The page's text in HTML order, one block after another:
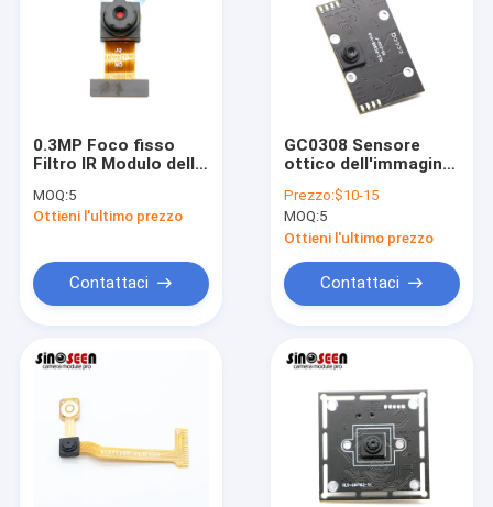
0.3MP Foco fisso
Filtro IR Modulo della
Sensore CMOS
Omnivision OV7740
MOQ:5
Ottieni l'ultimo prezzo
Contattaci
GC0308 Sensore
ottico dell'immagine
fotocamera 300000
pixel Interfaccia USB
Occhiali
grandangolari
Riconoscimento
codice QR Categoria
Prezzo:$10-15
MOQ:5
Ottieni l'ultimo prezzo
Contattaci